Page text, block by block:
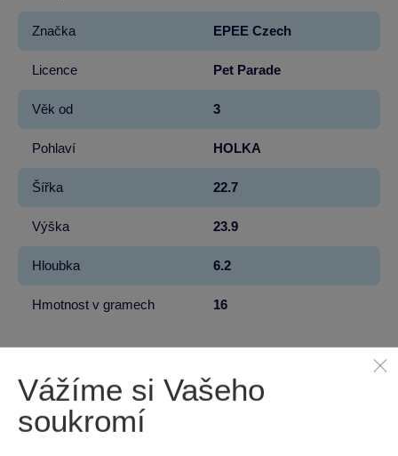
Značka EPEE Czech
Licence Pet Parade
Věk od 3
Pohlaví HOLKA
Šířka 22.7
Výška 23.9
Hloubka 6.2
Hmotnost v gramech 16
Proč nakupovat ve Sparkys?
Vážíme si Vašeho
soukromí